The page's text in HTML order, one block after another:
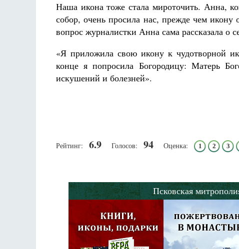
Наша икона тоже стала мироточить. Анна,
собор, очень просила нас, прежде чем
вопрос журналистки Анна сама рассказала о
«Я приложила свою икону к чудотворной
конце я попросила Богородицу: Матерь
искушений и болезней».
Рейтинг: 6.9 Голосов: 94 Оценка: 1 2 3
Псковская